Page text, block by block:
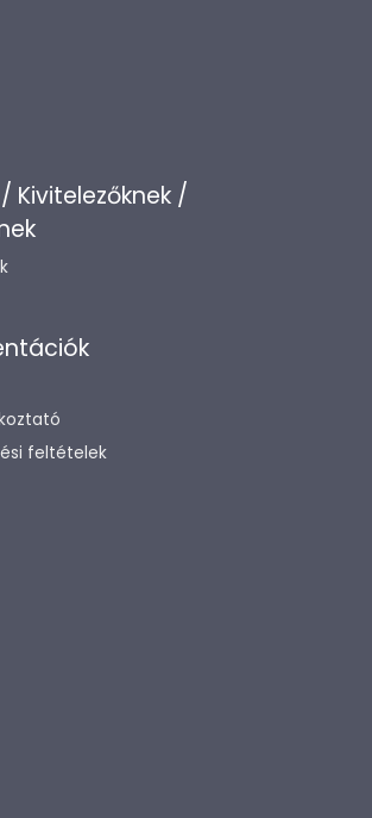
Kivitelezőknek /
feltételek